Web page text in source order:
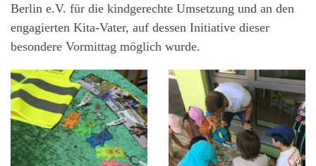
Berlin e.V. für die kindgerechte Umsetzung und an den
engagierten Kita-Vater, auf dessen Initiative dieser
besondere Vormittag möglich wurde.